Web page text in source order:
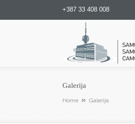
+387 33 408 008
Samostalni
Galerija
Home Galerija